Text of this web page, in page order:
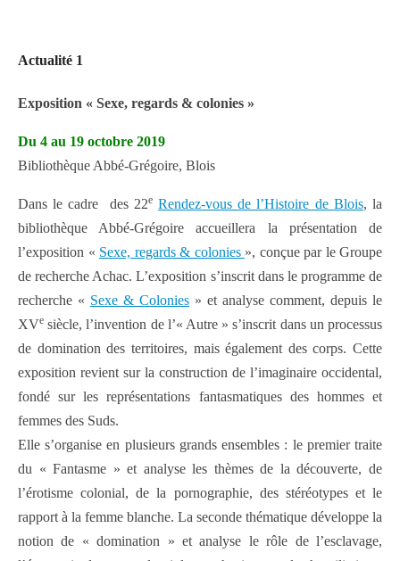
Actualité 1
Exposition « Sexe, regards & colonies »
Du 4 au 19 octobre 2019
Bibliothèque Abbé-Grégoire, Blois
Dans le cadre des 22e Rendez-vous de l’Histoire de Blois, la
bibliothèque Abbé-Grégoire accueillera la présentation de
l’exposition « Sexe, regards & colonies », conçue par le Groupe
de recherche Achac. L’exposition s’inscrit dans le programme de
recherche « Sexe & Colonies » et analyse comment, depuis le
XVe siècle, l’invention de l’« Autre » s’inscrit dans un processus
de domination des territoires, mais également des corps. Cette
exposition revient sur la construction de l’imaginaire occidental,
fondé sur les représentations fantasmatiques des hommes et
femmes des Suds.
Elle s’organise en plusieurs grands ensembles : le premier traite
du « Fantasme » et analyse les thèmes de la découverte, de
l’érotisme colonial, de la pornographie, des stéréotypes et le
rapport à la femme blanche. La seconde thématique développe la
notion de « domination » et analyse le rôle de l’esclavage,